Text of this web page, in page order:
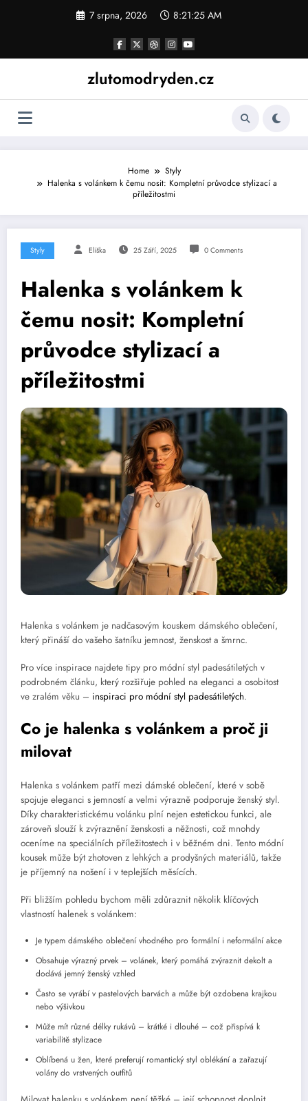
7 srpna, 2026 8:21:26 AM
zlutomodryden.cz
Home
Styly
Halenka s volánkem k čemu nosit: Kompletní průvodce stylizací a
příležitostmi
Styly Eliška 25 Září, 2025 0 Comments
Halenka s volánkem k
čemu nosit: Kompletní
průvodce stylizací a
příležitostmi
Halenka s volánkem je nadčasovým kouskem dámského oblečení,
který přináší do vašeho šatníku jemnost, ženskost a šmrnc.
Pro více inspirace najdete tipy pro módní styl padesátiletých v
podrobném článku, který rozšiřuje pohled na eleganci a osobitost
ve zralém věku – inspiraci pro módní styl padesátiletých.
Co je halenka s volánkem a proč ji
milovat
Halenka s volánkem patří mezi dámské oblečení, které v sobě
spojuje eleganci s jemností a velmi výrazně podporuje ženský styl.
Díky charakteristickému volánku plní nejen estetickou funkci, ale
zároveň slouží k zvýraznění ženskosti a něžnosti, což mnohdy
oceníme na speciálních příležitostech i v běžném dni. Tento módní
kousek může být zhotoven z lehkých a prodyšných materiálů, takže
je příjemný na nošení i v teplejších měsících.
Při bližším pohledu bychom měli zdůraznit několik klíčových
vlastností halenek s volánkem:
Je typem dámského oblečení vhodného pro formální i neformální akce
Obsahuje výrazný prvek – volánek, který pomáhá zvýraznit dekolt a
dodává jemný ženský vzhled
Často se vyrábí v pastelových barvách a může být ozdobena krajkou
nebo výšivkou
Může mít různé délky rukávů – krátké i dlouhé – což přispívá k
variabilitě stylizace
Oblíbená u žen, které preferují romantický styl oblékání a zařazují
volány do vrstvených outfitů